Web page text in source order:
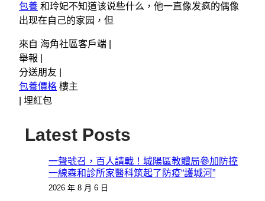
包養 和玲妃不知道该说些什么，他一直像发疯的偶像
出现在自己的家园，但
來自 海角社區客戶端 |
舉報 |
分送朋友 |
包養價格 樓主
埋紅包
Latest Posts
一聲號召，百人請戰！城陽區教體局參加防控
一線森和診所家醫科筑起了防疫“護城河”
2026 年 8 月 6 日